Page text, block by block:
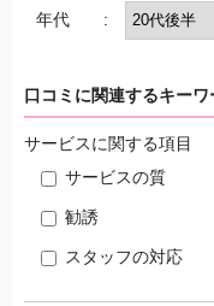
年代 :
口コミに関連するキー
サービスに関する項目
サービスの質
勧誘
スタッフの対応